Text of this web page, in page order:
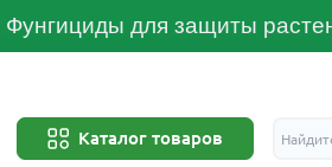
Фунгициды для защиты
Каталог товаров